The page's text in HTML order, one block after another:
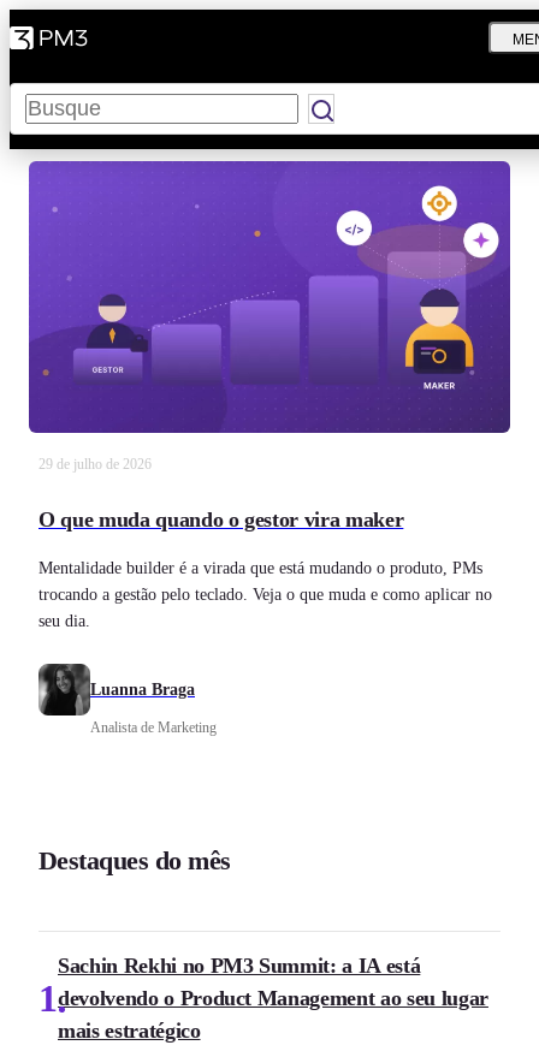
Pesquisar
29 de julho de 2026
O que muda quando o gestor vira maker
Mentalidade builder é a virada que está mudando o produto, PMs
trocando a gestão pelo teclado. Veja o que muda e como aplicar no
seu dia.
Luanna Braga
Analista de Marketing
Destaques do mês
1
Sachin Rekhi no PM3 Summit: a IA está
devolvendo o Product Management ao seu lugar
mais estratégico